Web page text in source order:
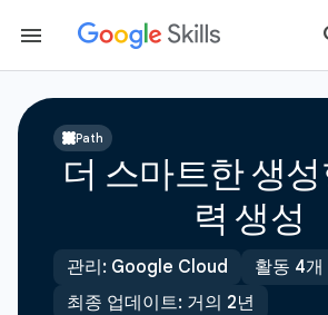
Path
더 스마트한 생성
력 생성
관리: Google Cloud
활동 4개
최종 업데이트: 거의 2년